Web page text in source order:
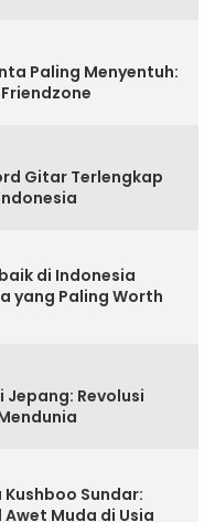
Paling Menyentuh:
Gitar Terlengkap
di Indonesia
yang Paling Worth
Jepang: Revolusi
Sundar:
Muda di Usia